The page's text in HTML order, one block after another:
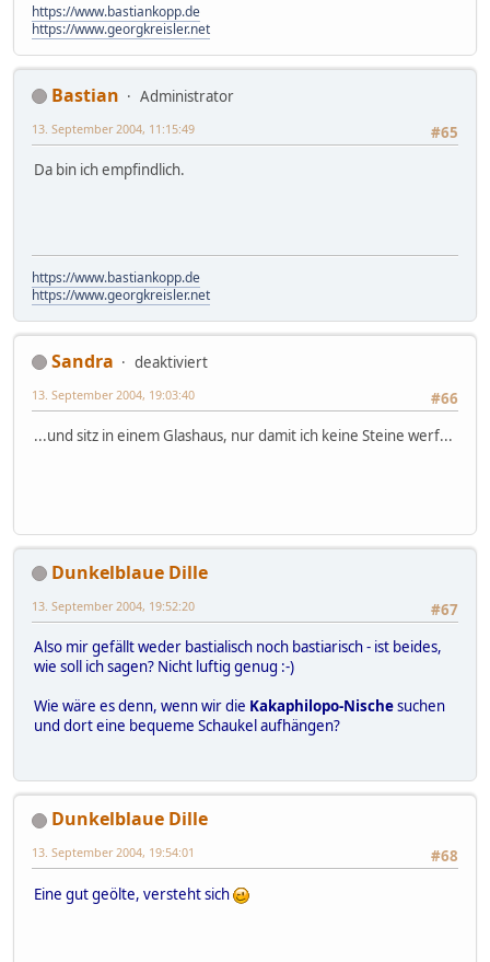
https://www.bastiankopp.de
https://www.georgkreisler.net
Bastian
Administrator
#65
13. September 2004, 11:15:49
Da bin ich empfindlich.
https://www.bastiankopp.de
https://www.georgkreisler.net
Sandra
deaktiviert
#66
13. September 2004, 19:03:40
...und sitz in einem Glashaus, nur damit ich keine Steine werf...
Dunkelblaue Dille
#67
13. September 2004, 19:52:20
Also mir gefällt weder bastialisch noch bastiarisch - ist beides,
wie soll ich sagen? Nicht luftig genug :-)
Wie wäre es denn, wenn wir die Kakaphilopo-Nischesuchen
und dort eine bequeme Schaukel aufhängen?
Dunkelblaue Dille
#68
13. September 2004, 19:54:01
Eine gut geölte, versteht sich